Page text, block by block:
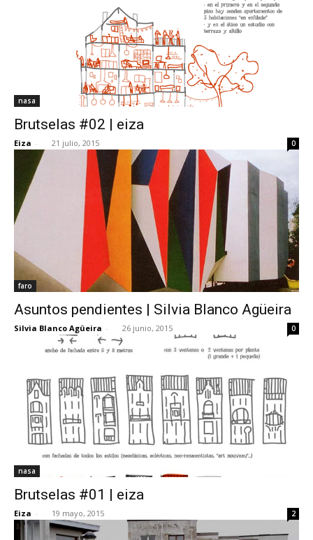
nasa
Brutselas #02 | eiza
Eiza - 21 julio, 2015 0
faro
Asuntos pendientes | Silvia Blanco Agüeira
Silvia Blanco Agüeira - 26 junio, 2015 0
nasa
Brutselas #01 | eiza
Eiza - 19 mayo, 2015 2